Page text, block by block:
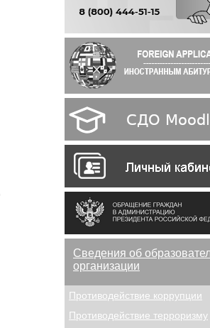
Сведения об
организации
Противодействие коррупции
Противодействие терроризму